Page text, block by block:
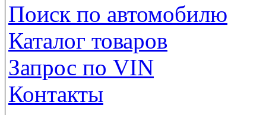
Поиск по автомобилю
Каталог товаров
Запрос по VIN
Контакты